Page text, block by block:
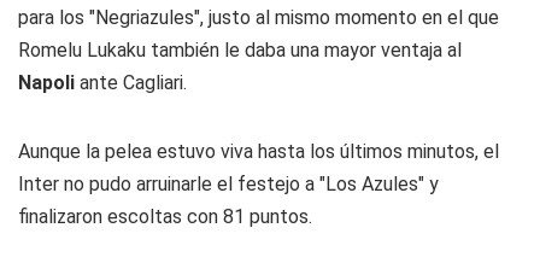
para los "Negriazules", justo al mismo momento en el que
Romelu Lukaku también le daba una mayor ventaja al
Napoli ante Cagliari.
Aunque la pelea estuvo viva hasta los últimos minutos, el
Inter no pudo arruinarle el festejo a "Los Azules" y
finalizaron escoltas con 81 puntos.